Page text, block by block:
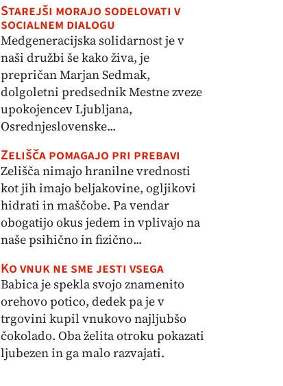
Starejši morajo sodelovati v
socialnem dialogu
Medgeneracijska solidarnost je v
naši družbi še kako živa, je
prepričan Marjan Sedmak,
dolgoletni predsednik Mestne zveze
upokojencev Ljubljana,
Osrednjeslovenske...
Zelišča pomagajo pri prebavi
Zelišča nimajo hranilne vrednosti
kot jih imajo beljakovine, ogljikovi
hidrati in maščobe. Pa vendar
obogatijo okus jedem in vplivajo na
naše psihično in fizično...
Ko vnuk ne sme jesti vsega
Babica je spekla svojo znamenito
orehovo potico, dedek pa je v
trgovini kupil vnukovo najljubšo
čokolado. Oba želita otroku pokazati
ljubezen in ga malo razvajati.